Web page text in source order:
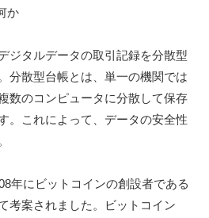
か
ジタルデータの取引記録を分散型
分散型台帳とは、単一の機関では
数のコンピュータに分散して保存
。これによって、データの安全性
年にビットコインの創設者である
考案されました。ビットコイン